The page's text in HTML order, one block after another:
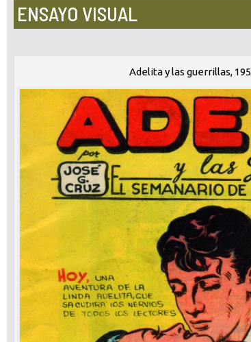
ENSAYO VISUAL
Adelita y las guerrillas,